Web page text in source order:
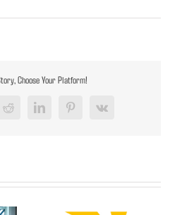
Choose Your Platform!
RedditLinkedInPinterest
Vk